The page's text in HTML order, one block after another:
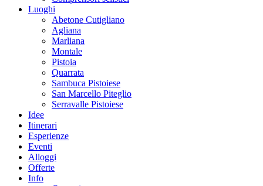
Luoghi
Abetone Cutigliano
Agliana
Marliana
Montale
Pistoia
Quarrata
Sambuca Pistoiese
San Marcello Piteglio
Serravalle Pistoiese
Idee
Itinerari
Esperienze
Eventi
Alloggi
Offerte
Info